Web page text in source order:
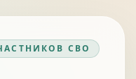
СВО